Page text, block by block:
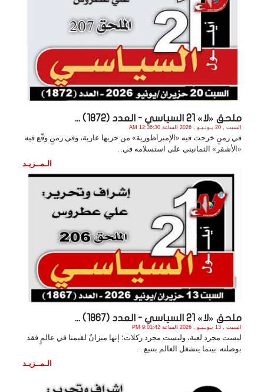
ملحق «لا» 21 السياسي - العدد (1872) ...
السبت , 20 يـونـيـو , 2026 الساعة 12:36:30 AM
في زمنٍ خرجت فيه «الإمبراطورية» من حربها عارية، وفي زمنٍ وقّع فيه
«الأشقر» الثمانيني على استسلامه في. .
الـمــزيـد
ملحق «لا» 21 السياسي - العدد (1867) ...
السبت , 13 يـونـيـو , 2026 الساعة 9:01:42 PM
ليست مجرد لعبة، وليست مجرد ركلات؛ إنها ميزانٌ لقيمنا في عالمٍ فقد
بوصلته. بينما ينشغل العالم بتتبع . .
الـمــزيـد